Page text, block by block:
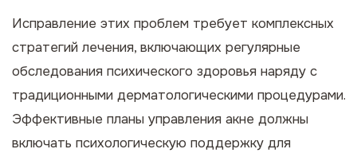
Исправление этих проблем требует комплексных
стратегий лечения, включающих регулярные
обследования психического здоровья наряду с
традиционными дерматологическими процедурами.
Эффективные планы управления акне должны
включать психологическую поддержку для